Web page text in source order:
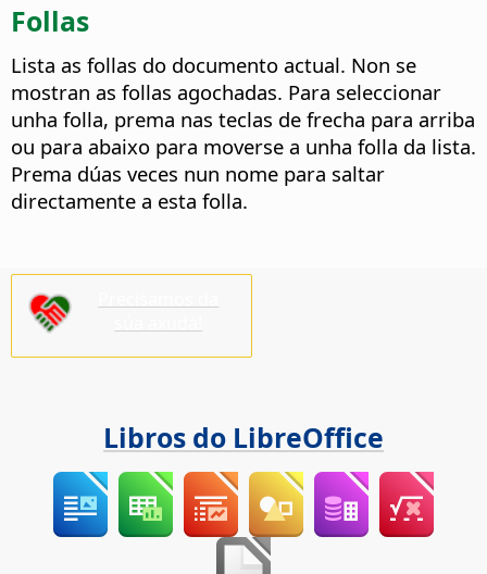
Follas
Lista as follas do documento actual. Non se
mostran as follas agochadas. Para seleccionar
unha folla, prema nas teclas de frecha para arriba
ou para abaixo para moverse a unha folla da lista.
Prema dúas veces nun nome para saltar
directamente a esta folla.
Libros do LibreOffice